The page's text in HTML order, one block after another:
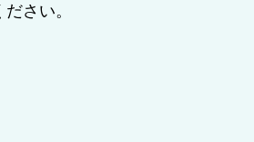
さい。